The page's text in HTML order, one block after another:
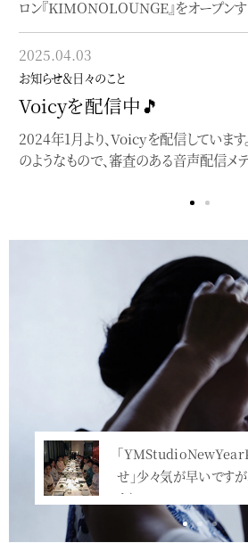
ロン『KIMONOLOUNGE』をオープン
2025.04.03
お知らせ＆日々のこと
Voicyを配信中🎵
2024年1月より、Voicyを配信しています
のようなもので、審査のある音声配信メ
note始めました
blogとは違った角度でnoteを書いていま
Service
「
せ」少々気が早いです
まり…<